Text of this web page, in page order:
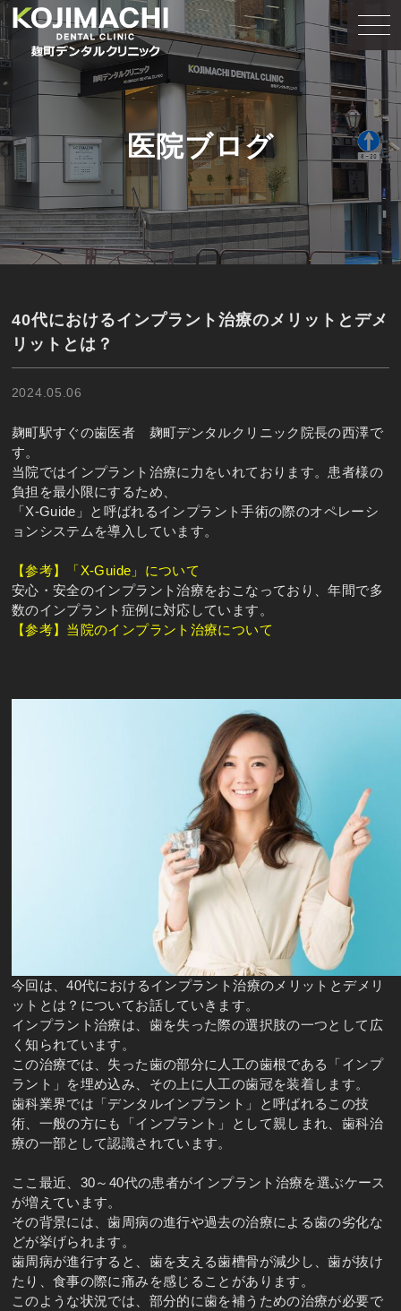
医院ブログ
40代におけるインプラント治療のメリットとデメ
リットとは？
2024.05.06
麹町駅すぐの歯医者 麹町デンタルクリニック院長の西澤で
す。
当院ではインプラント治療に力をいれております。患者様の
負担を最小限にするため、
「X-Guide」と呼ばれるインプラント手術の際のオペレーシ
ョンシステムを導入しています。
【参考】「X-Guide」について
安心・安全のインプラント治療をおこなっており、年間で多
数のインプラント症例に対応しています。
【参考】当院のインプラント治療について
今回は、40代におけるインプラント治療のメリットとデメリ
ットとは？についてお話していきます。
インプラント治療は、歯を失った際の選択肢の一つとして広
く知られています。
この治療では、失った歯の部分に人工の歯根である「インプ
ラント」を埋め込み、その上に人工の歯冠を装着します。
歯科業界では「デンタルインプラント」と呼ばれるこの技
術、一般の方にも「インプラント」として親しまれ、歯科治
療の一部として認識されています。
ここ最近、30～40代の患者がインプラント治療を選ぶケース
が増えています。
その背景には、歯周病の進行や過去の治療による歯の劣化な
どが挙げられます。
歯周病が進行すると、歯を支える歯槽骨が減少し、歯が抜け
たり、食事の際に痛みを感じることがあります。
このような状況では、部分的に歯を補うための治療が必要で